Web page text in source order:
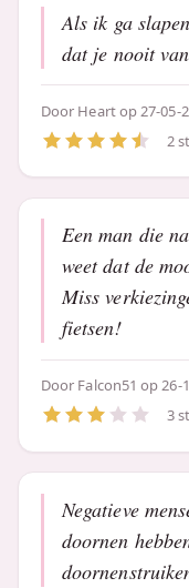
Als ik ga
dat je nooit
Door Heartop 27-05-
2
Een man die
weet dat de
Miss
fietsen!
Door Falcon51 op 26-
3
Negatieve
doornen